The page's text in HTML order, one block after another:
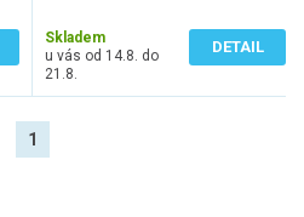
Skladem
u vás od 14.8. do
21.8.
DETAIL
1